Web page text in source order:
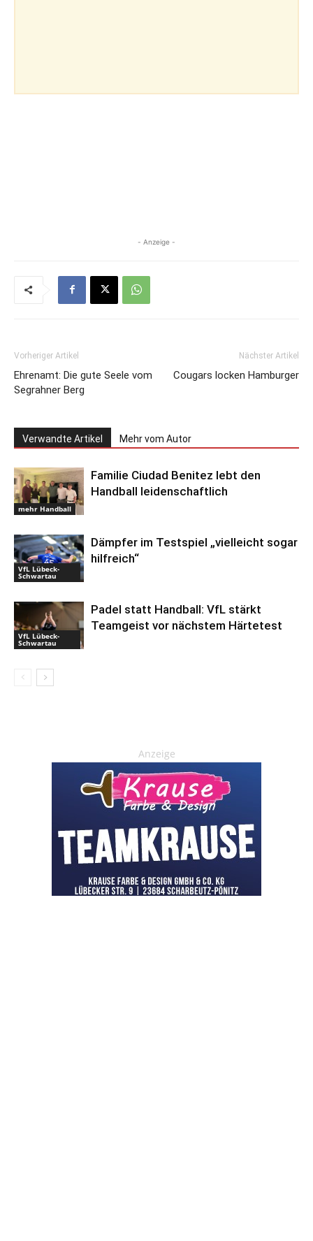
- Anzeige -
Vorheriger Artikel
Ehrenamt: Die gute Seele vom
Segrahner Berg
Nächster Artikel
Cougars locken Hamburger
Verwandte Artikel Mehr vom Autor
mehr Handball
Familie Ciudad Benitez lebt den
Handball leidenschaftlich
VfL Lübeck-
Schwartau
Dämpfer im Testspiel „vielleicht sogar
hilfreich“
VfL Lübeck-
Schwartau
Padel statt Handball: VfL stärkt
Teamgeist vor nächstem Härtetest
Anzeige